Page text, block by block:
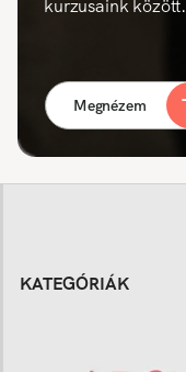
kurzusaink között.
Megnézem
KATEGÓRIÁK